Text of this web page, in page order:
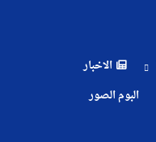
الاخبار
البوم الصور